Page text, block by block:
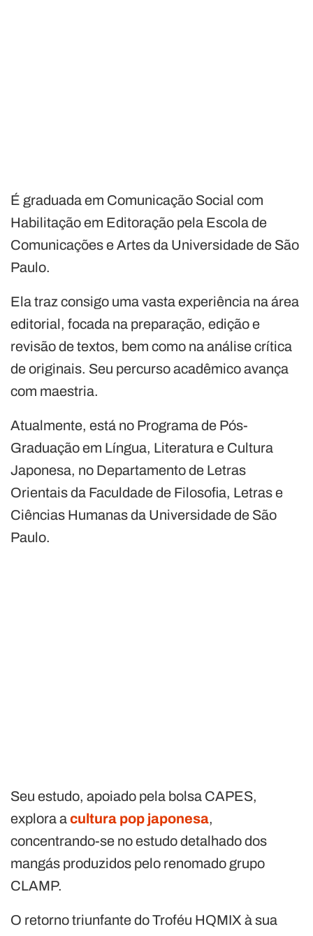
É graduada em Comunicação Social com
Habilitação em Editoração pela Escola de
Comunicações e Artes da Universidade de São
Paulo.
Ela traz consigo uma vasta experiência na área
editorial, focada na preparação, edição e
revisão de textos, bem como na análise crítica
de originais. Seu percurso acadêmico avança
com maestria.
Atualmente, está no Programa de Pós-
Graduação em Língua, Literatura e Cultura
Japonesa, no Departamento de Letras
Orientais da Faculdade de Filosofia, Letras e
Ciências Humanas da Universidade de São
Paulo.
Seu estudo, apoiado pela bolsa CAPES,
explora acultura pop japonesa,
concentrando-se no estudo detalhado dos
mangás produzidos pelo renomado grupo
CLAMP.
O retorno triunfante do Troféu HQMIX à sua